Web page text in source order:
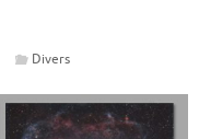
Divers